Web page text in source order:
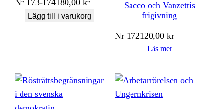
Nr 173-174180,00kr
Lägg till i varukorg
Sacco och Vanzettis
frigivning
Nr 172120,00kr
Läs mer